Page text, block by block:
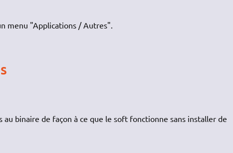
menu "Applications / Autres".
binaire de façon à ce que le soft fonctionne sans installer de